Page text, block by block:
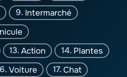
Intermarché
Action
Plantes
Voiture Chat